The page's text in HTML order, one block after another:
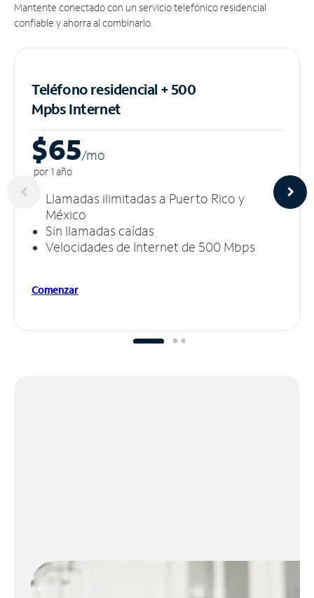
Mantente conectado con un servicio telefónico residencial
confiable y ahorra al combinarlo.
Teléfono residencial + 500
MpbsInternet
$65/mo
por 1 año
Llamadas ilimitadas a Puerto Rico y
México
Sin llamadas caídas
Velocidades de Internet de 500 Mbps
Comenzar